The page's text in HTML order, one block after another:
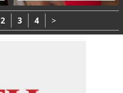
Hilsaca pidió auxilio
desde el hospital
Atlántida
2 3 4 >